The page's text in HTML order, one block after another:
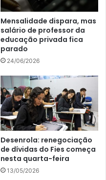
Mensalidade dispara, mas
salário de professor da
educação privada fica
parado
24/06/2026
Desenrola: renegociação
de dívidas do Fies começa
nesta quarta-feira
13/05/2026